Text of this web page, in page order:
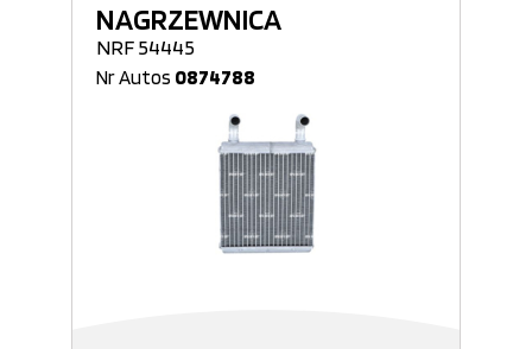
NAGRZEWNICA
NRF 54445
Nr Autos 0874788